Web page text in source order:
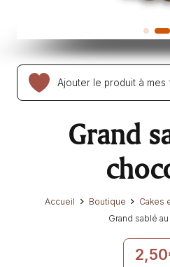
Ajouter le produit à mes
Grand
Accueil Boutique
Cakes
Grand sablé
2,50